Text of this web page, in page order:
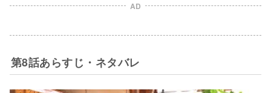
AD
第8話あらすじ・ネタバレ